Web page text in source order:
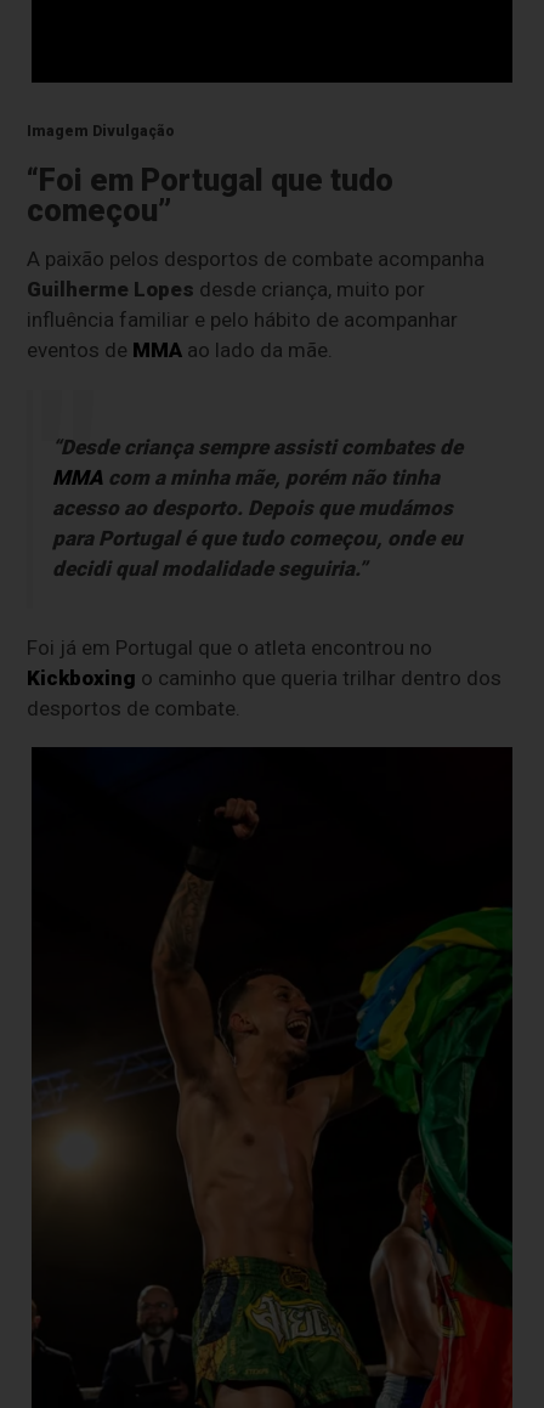
Imagem Divulgação
“Foi em Portugal que tudo
começou”
A paixão pelos desportos de combate acompanha
Guilherme Lopes desde criança, muito por
influência familiar e pelo hábito de acompanhar
eventos de MMA ao lado da mãe.
“Desde criança sempre assisti combates de
MMA com a minha mãe, porém não tinha
acesso ao desporto. Depois que mudámos
para Portugal é que tudo começou, onde eu
decidi qual modalidade seguiria.”
Foi já em Portugal que o atleta encontrou no
Kickboxing o caminho que queria trilhar dentro dos
desportos de combate.